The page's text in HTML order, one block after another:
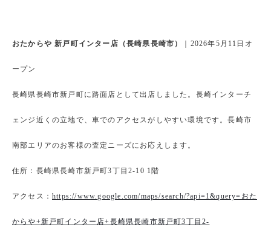
おたからや 新戸町インター店（長崎県長崎市） ｜2026年5月11日オ
ープン
長崎県長崎市新戸町に路面店として出店しました。長崎インターチ
ェンジ近くの立地で、車でのアクセスがしやすい環境です。長崎市
南部エリアのお客様の査定ニーズにお応えします。
住所：長崎県長崎市新戸町3丁目2-10 1階
アクセス： https://www.google.com/maps/search/?api=1&query=おた
からや+新戸町インター店+長崎県長崎市新戸町3丁目2-